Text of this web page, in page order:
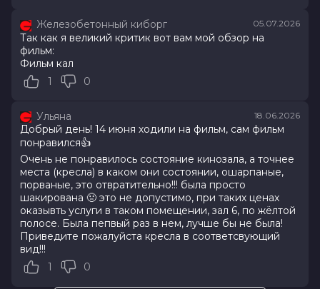
Оценка 7.2/ 10 (34 597 голосов)
Год
2026
Страна
Слоган
Режиссер
Кристина Асмус, Иван Охлобыстин,
Александр Самойленко, Мария
Рогожкина, Сергей Соцердотский,
Кирилл Нагиев
Продюсеры
Эдуард Илоян, Денис Жалинский,
Виталий Шляппо
Сценаристы
Савва Минаев, Клим Шипенко,
Максим Кудымов
Жанр
комедия, приключения
Бюджет
Длительность
Железобетонный киборг 05.07.2026
Так как я великий критик вот вам мой обзор на
фильм:
Фильм кал
1
0
Ульяна 18.06.2026
Добрый день! 14 июня ходили на фильм, сам фильм
понравился👍
Очень не понравилось состояние кинозала, а точнее
места (кресла) в каком они состоянии, ошарпаные,
порваные, это отвратительно!!! была просто
шакирована 🤢 это не допустимо, при таких ценах
оказывть услуги в таком помещении, зал 6, по жёлтой
полосе. Была пепвый раз в нем, лучше бы не была!
Приведите пожалуйста кресла в соответсвующий
вид!!!
1
0